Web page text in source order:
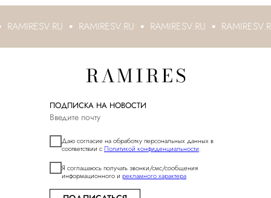
RAMIRESV.RU RAMIRESV.RU RAMIRESV.RU RAMIRESV.RU
Даю согласие на обработку персональных данных в
соответствии сПолитикой конфиденциальности.
Я соглашаюсь получать звонки/смс/сообщения
информационного и рекламного характера
ПОДПИСКА НА НОВОСТИ